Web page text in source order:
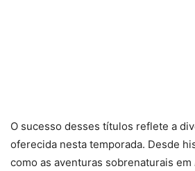
O sucesso desses títulos reflete a
oferecida nesta temporada. Desde
como as aventuras sobrenaturais em